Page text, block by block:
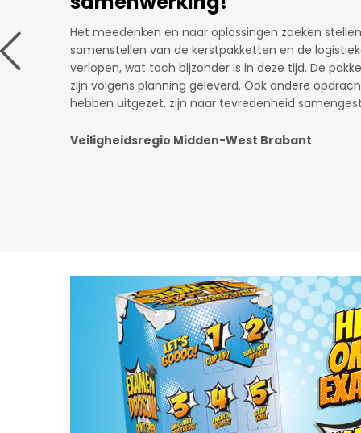
Leuk om langs te kunnen komen, ideeën uit te
hebben om bijvoorbeeld een kerstpakket samen te
meegedacht, niet alleen met gadgets maar zeker
Gaslicht.com